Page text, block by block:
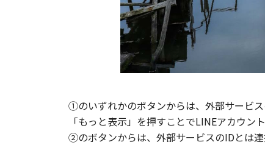
①のいずれかのボタンからは、外部サービ
「もっと表示」を押すことでLINEアカウン
②のボタンからは、外部サービスのIDとは連